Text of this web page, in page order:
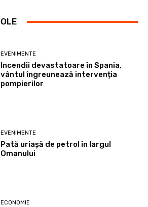
EVENIMENTE
Incendii devastatoare în Spania,
vântul îngreunează intervenția
pompierilor
EVENIMENTE
Pată uriașă de petrol în largul
Omanului
ECONOMIE